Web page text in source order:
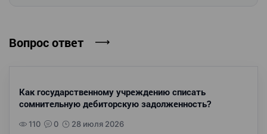
Вопрос ответ
Как государственному учреждению списать
сомнительную дебиторскую задолженность?
110 0 28 июля 2026